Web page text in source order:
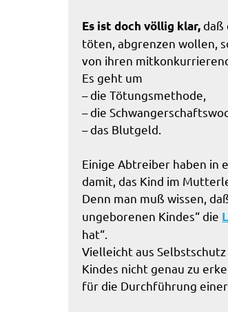
Es ist doch völlig klar,daß
töten, abgrenzen wollen,
von ihren
Es geht um
– die Tötungsmethode,
– die
– das Blutgeld.
Einige Abtreiber haben in
damit, das Kind im
Denn man muß wissen,
ungeborenen Kindes“ die
hat“.
Vielleicht aus
Kindes nicht genau zu
für die Durchführung einer